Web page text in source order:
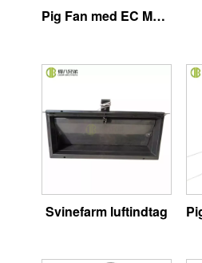
Pig Fan med EC Motor
Svinefarm luftindtag